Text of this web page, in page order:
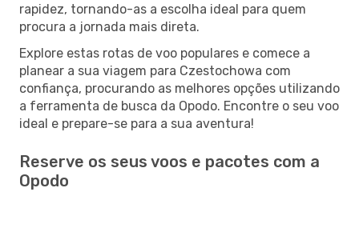
rapidez, tornando-as a escolha ideal para quem
procura a jornada mais direta.
Explore estas rotas de voo populares e comece a
planear a sua viagem para Czestochowa com
confiança, procurando as melhores opções utilizando
a ferramenta de busca da Opodo. Encontre o seu voo
ideal e prepare-se para a sua aventura!
Reserve os seus voos e pacotes com a
Opodo